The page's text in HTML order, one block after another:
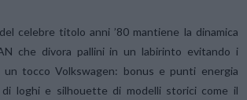
celebre titolo anni ’80 mantiene la dinamica
che divora pallini in un labirinto evitando i
un tocco Volkswagen: bonus e punti energia
di loghi e silhouette di modelli storici come il